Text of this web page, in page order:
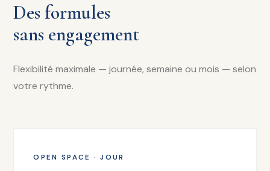
Des formules
sans engagement
Flexibilité maximale — journée, semaine ou mois — selon
votre rythme.
OPEN SPACE · JOUR